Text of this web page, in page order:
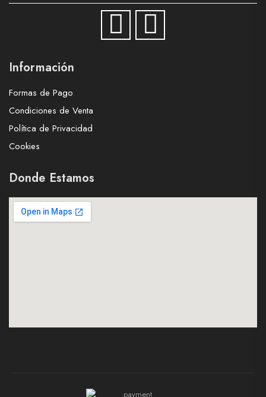
Información
Formas de Pago
Condiciones de Venta
Política de Privacidad
Cookies
Donde Estamos